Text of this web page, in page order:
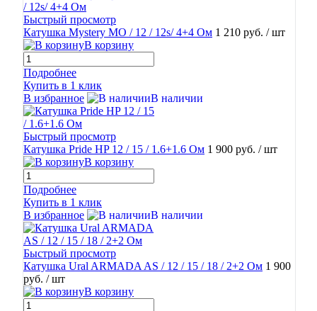
Быстрый просмотр
Катушка Mystery MO / 12 / 12s/ 4+4 Ом 1 210 руб. / шт
В корзину
Подробнее
Купить в 1 клик
В избранное
В наличии
Быстрый просмотр
Катушка Pride HP 12 / 15 / 1.6+1.6 Ом 1 900 руб. / шт
В корзину
Подробнее
Купить в 1 клик
В избранное
В наличии
Быстрый просмотр
Катушка Ural ARMADA AS / 12 / 15 / 18 / 2+2 Ом 1 900
руб. / шт
В корзину